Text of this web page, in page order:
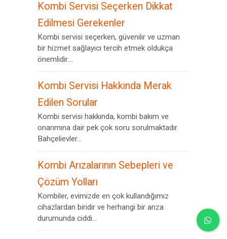
Kombi Servisi Seçerken Dikkat
Edilmesi Gerekenler
Kombi servisi seçerken, güvenilir ve uzman
bir hizmet sağlayıcı tercih etmek oldukça
önemlidir....
Kombi Servisi Hakkında Merak
Edilen Sorular
Kombi servisi hakkında, kombi bakım ve
onarımına dair pek çok soru sorulmaktadır.
Bahçelievler...
Kombi Arızalarının Sebepleri ve
Çözüm Yolları
Kombiler, evimizde en çok kullandığımız
cihazlardan biridir ve herhangi bir arıza
durumunda ciddi...